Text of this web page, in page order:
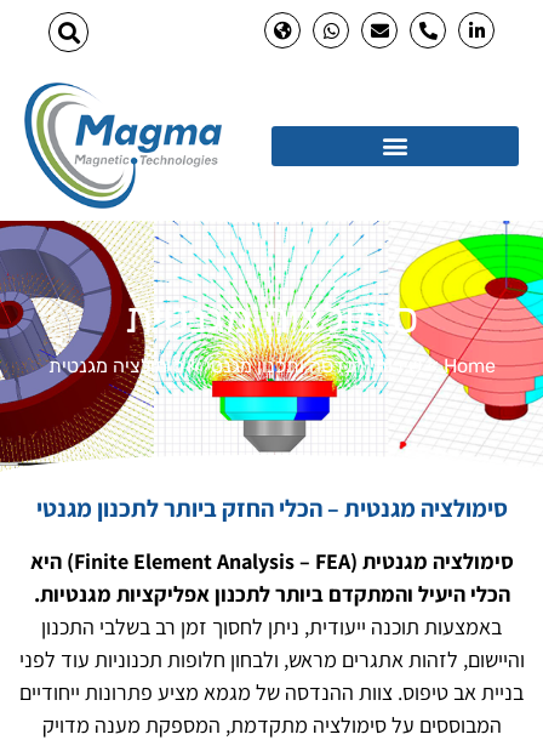
סימולציה מגנטית
Home
» שירותי הנדסה ותכנון מגנטי»סימולציה מגנטית
סימולציה מגנטית – הכלי החזק ביותר לתכנון מגנטי
סימולציה מגנטית (Finite Element Analysis – FEA)
היא
הכלי היעיל והמתקדם ביותר לתכנון אפליקציות מגנטיות.
באמצעות תוכנה ייעודית, ניתן לחסוך זמן רב בשלבי התכנון
והיישום, לזהות אתגרים מראש, ולבחון חלופות תכנוניות עוד לפני
בניית אב טיפוס. צוות ההנדסה של מגמא מציע פתרונות ייחודיים
המבוססים על סימולציה מתקדמת, המספקת מענה מדויק